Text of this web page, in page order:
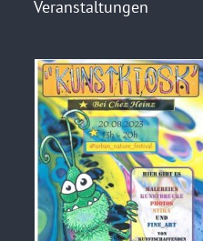
Veranstaltungen